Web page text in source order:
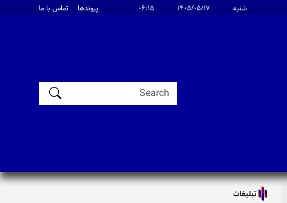
شنبه ۱۴۰۵/۰۵/۱۷ ۰۶:۱۵ پیوندها تماس با ما
تبلیغات